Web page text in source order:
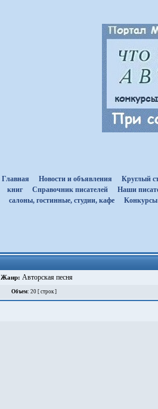
Главная
Новости и объявления Круглый
книг
Cправочник писателей Наши
салоны, гостинные, студии, кафе
Жанр: Авторская песня
Объем: 20 [ строк ]